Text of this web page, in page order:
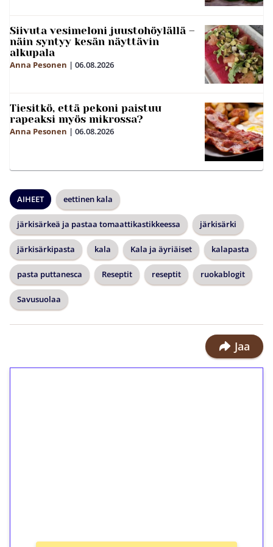
Siivuta vesimeloni juustohöylällä –
näin syntyy kesän näyttävin
alkupala
Anna Pesonen | 06.08.2026
Tiesitkö, että pekoni paistuu
rapeaksi myös mikrossa?
Anna Pesonen | 06.08.2026
AIHEET eettinen kala
järkisärkeä ja pastaa tomaattikastikkeessa järkisärki
järkisärkipasta kala Kala ja äyriäiset kalapasta
pasta puttanesca Reseptit reseptit ruokablogit
Savusuolaa
Jaa